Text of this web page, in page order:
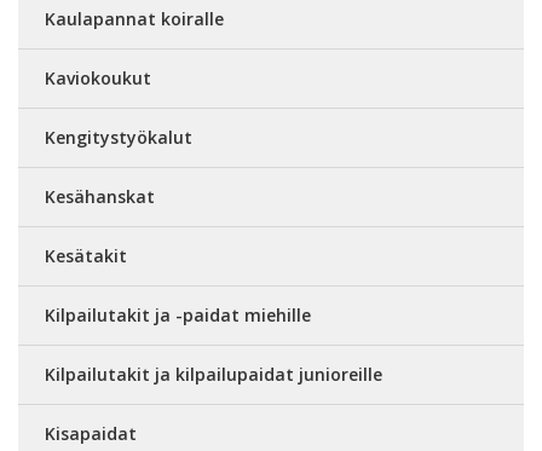
Kaulapannat koiralle
Kaviokoukut
Kengitystyökalut
Kesähanskat
Kesätakit
Kilpailutakit ja -paidat miehille
Kilpailutakit ja kilpailupaidat junioreille
Kisapaidat